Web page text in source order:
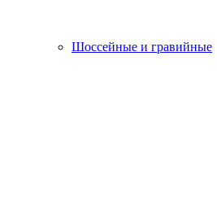
Шоссейные и гравийные